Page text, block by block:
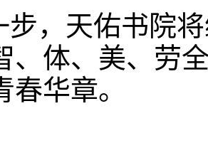
步，天佑书院
、体、美、劳
春华章。